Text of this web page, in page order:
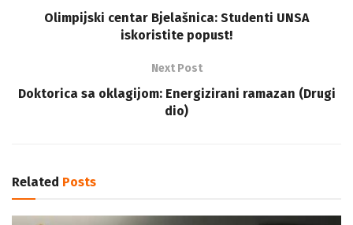
Olimpijski centar Bjelašnica: Studenti UNSA
iskoristite popust!
Next Post
Doktorica sa oklagijom: Energizirani ramazan (Drugi
dio)
Related Posts